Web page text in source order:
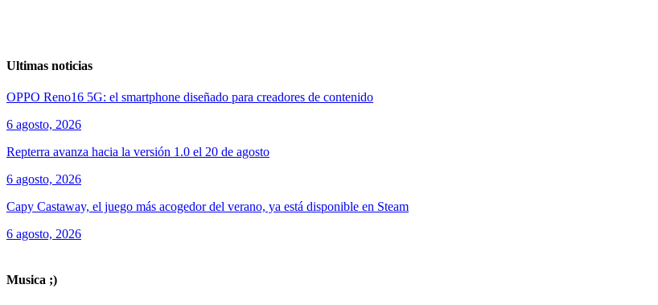
Ultimas noticias
OPPO Reno16 5G: el smartphone diseñado para creadores de contenido
6 agosto, 2026
Repterra avanza hacia la versión 1.0 el 20 de agosto
6 agosto, 2026
Capy Castaway, el juego más acogedor del verano, ya está disponible en Steam
6 agosto, 2026
Musica ;)